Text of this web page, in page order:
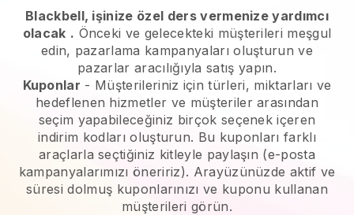
Blackbell, işinize özel ders vermenize yardımcı
olacak . Önceki ve gelecekteki müşterileri meşgul
edin, pazarlama kampanyaları oluşturun ve
pazarlar aracılığıyla satış yapın.
Kuponlar - Müşterileriniz için türleri, miktarları ve
hedeflenen hizmetler ve müşteriler arasından
seçim yapabileceğiniz birçok seçenek içeren
indirim kodları oluşturun. Bu kuponları farklı
araçlarla seçtiğiniz kitleyle paylaşın (e-posta
kampanyalarımızı öneririz). Arayüzünüzde aktif ve
süresi dolmuş kuponlarınızı ve kuponu kullanan
müşterileri görün.